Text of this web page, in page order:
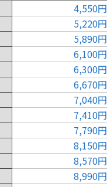
4,550円
5,220円
5,890円
6,100円
6,300円
6,670円
7,040円
7,410円
7,790円
8,150円
8,570円
8,990円